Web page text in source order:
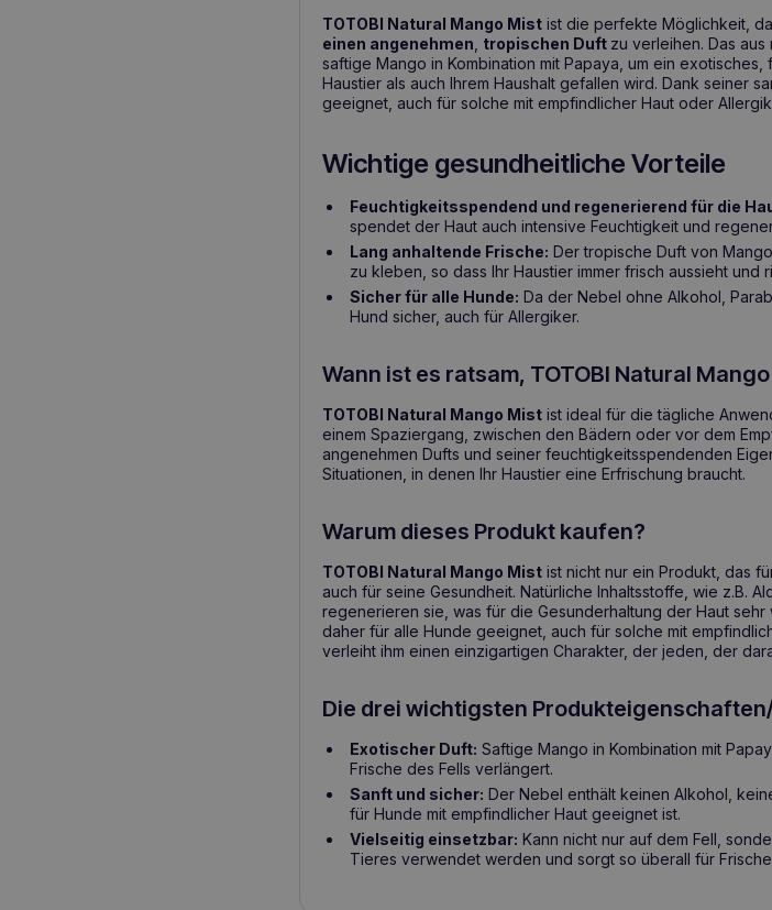
TOTOBI Natural Mango Mist ist die perfekte Möglichkeit,
einen angenehmen tropischen Duft zu verleihen. Das
saftige Mango in Kombination mit Papaya, um ein
Haustier als auch Ihrem Haushalt gefallen wird. Dank seiner
geeignet, auch für solche mit empfindlicher Haut oder
Wichtige gesundheitliche Vorteile
Feuchtigkeitsspendend und regenerierend für die
spendet der Haut auch intensive Feuchtigkeit und
Lang anhaltende Frische: Der tropische Duft von
zu kleben, so dass Ihr Haustier immer frisch aussieht und
Sicher für alle Hunde: Da der Nebel ohne Alkohol,
Hund sicher, auch für Allergiker.
Wann ist es ratsam, TOTOBI Natural
TOTOBI Natural Mango Mist ist ideal für die tägliche
einem Spaziergang, zwischen den Bädern oder vor dem
angenehmen Dufts und seiner feuchtigkeitsspendenden
Situationen, in denen Ihr Haustier eine Erfrischung braucht.
Warum dieses Produkt kaufen?
TOTOBI Natural Mango Mist ist nicht nur ein Produkt, das
auch für seine Gesundheit. Natürliche Inhaltsstoffe, wie z.B.
regenerieren sie, was für die Gesunderhaltung der Haut
daher für alle Hunde geeignet, auch für solche mit
verleiht ihm einen einzigartigen Charakter, der jeden, der
Die drei wichtigsten
Exotischer Duft: Saftige Mango in Kombination mit
Frische des Fells verlängert.
Sanft und sicher: Der Nebel enthält keinen Alkohol,
für Hunde mit empfindlicher Haut geeignet ist.
Vielseitig einsetzbar: Kann nicht nur auf dem Fell,
Tieres verwendet werden und sorgt so überall für